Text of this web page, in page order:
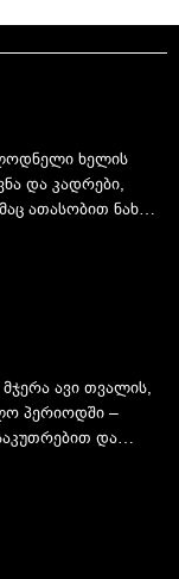
ხელის
და კადრები,
ათასობით ნახვა
ავი თვალის,
პერიოდში –
და